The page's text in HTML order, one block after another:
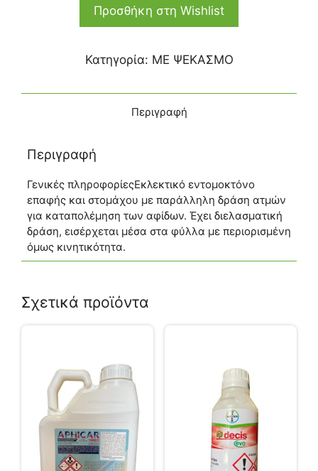
Προσθήκη στη Wishlist
Κατηγορία: ΜΕ ΨΕΚΑΣΜΟ
Περιγραφή
Περιγραφή
Γενικές πληροφορίεςΕκλεκτικό εντομοκτόνο
επαφής και στομάχου με παράλληλη δράση ατμών
για καταπολέμηση των αφίδων. Έχει διελασματική
δράση, εισέρχεται μέσα στα φύλλα με περιορισμένη
όμως κινητικότητα.
Σχετικά προϊόντα